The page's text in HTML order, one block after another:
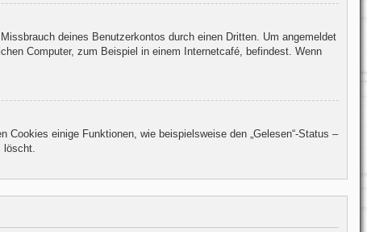
deines Benutzerkontos durch einen Dritten. Um angemeldet
Computer, zum Beispiel in einem Internetcafé, befindest. Wenn
einige Funktionen, wie beispielsweise den „Gelesen“-Status –